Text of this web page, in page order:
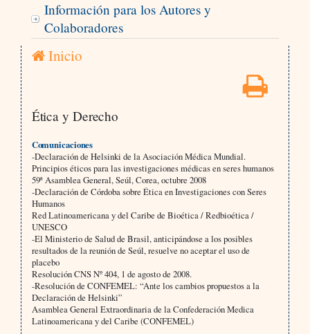
Información para los Autores y
Colaboradores
Inicio
Ética y Derecho
Comunicaciones
-Declaración de Helsinki de la Asociación Médica Mundial.
Principios éticos para las investigaciones médicas en seres humanos
59ª Asamblea General, Seúl, Corea, octubre 2008
-Declaración de Córdoba sobre Ética en Investigaciones con Seres
Humanos
Red Latinoamericana y del Caribe de Bioética / Redbioética /
UNESCO
-El Ministerio de Salud de Brasil, anticipándose a los posibles
resultados de la reunión de Seúl, resuelve no aceptar el uso de
placebo
Resolución CNS Nº 404, 1 de agosto de 2008.
-Resolución de CONFEMEL: “Ante los cambios propuestos a la
Declaración de Helsinki”
Asamblea General Extraordinaria de la Confederación Medica
Latinoamericana y del Caribe (CONFEMEL)